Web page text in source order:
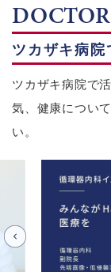
ツカザキ病院
ツカザキ病院で
気、健康につい
い。